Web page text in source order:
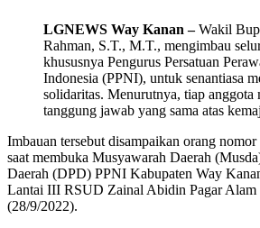
LGNEWS Way Kanan –Wakil
Rahman, S.T., M.T., mengimbau
khususnya Pengurus Persatuan
Indonesia (PPNI), untuk senantiasa
solidaritas. Menurutnya, tiap anggota
tanggung jawab yang sama atas
Imbauan tersebut disampaikan orang
saat membuka Musyawarah Daerah
Daerah (DPD) PPNI Kabupaten Way
Lantai III RSUD Zainal Abidin Pagar
(28/9/2022).